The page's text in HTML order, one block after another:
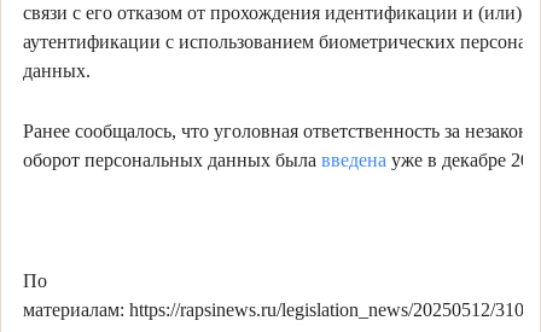
связи с его отказом от прохождения идентификации и (или)
аутентификации с использованием биометрических
данных.
Ранее сообщалось, что уголовная ответственность за
оборот персональных данных была введена уже в декабре
По
материалам: https://rapsinews.ru/legislation_news/20250512/